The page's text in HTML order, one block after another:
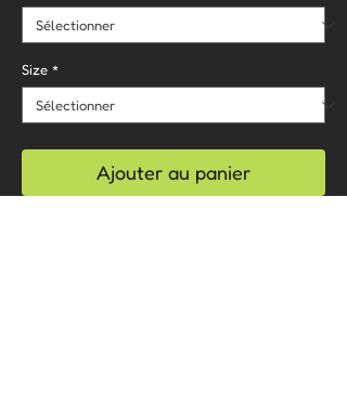
Size *
Ajouter au panier